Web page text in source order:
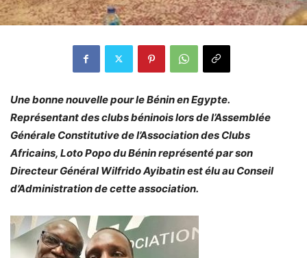
Une bonne nouvelle pour le Bénin en Egypte.
Représentant des clubs béninois lors de l’Assemblée
Générale Constitutive de l’Association des Clubs
Africains, Loto Popo du Bénin représenté par son
Directeur Général Wilfrido Ayibatin est élu au Conseil
d’Administration de cette association.